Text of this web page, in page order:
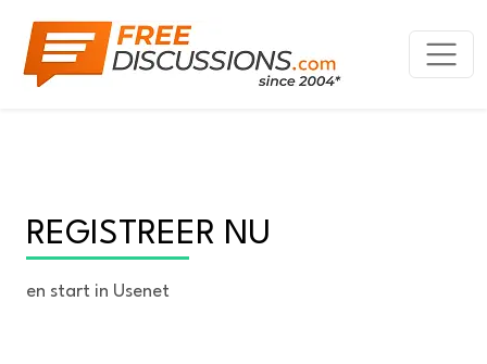
REGISTREER NU
en start in Usenet